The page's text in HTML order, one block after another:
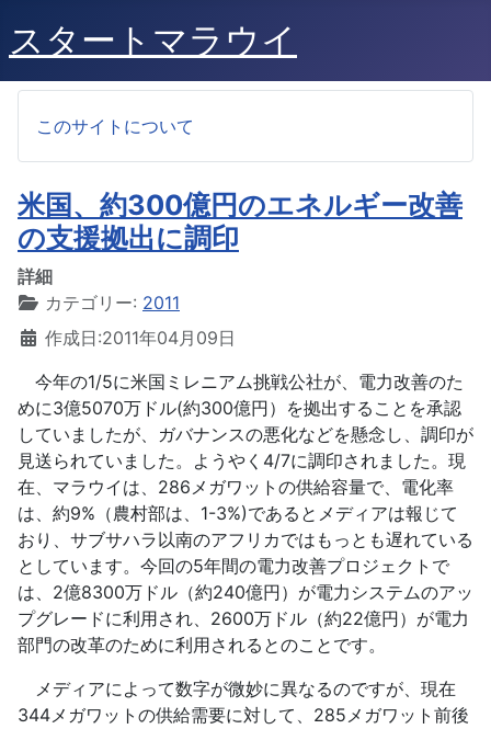
スタートマラウイ
このサイトについて
米国、約300億円のエネルギー改善
の支援拠出に調印
詳細
カテゴリー: 2011
作成日:2011年04月09日
今年の1/5に米国ミレニアム挑戦公社が、電力改善のた
めに3億5070万ドル(約300億円）を拠出することを承認
していましたが、ガバナンスの悪化などを懸念し、調印が
見送られていました。ようやく4/7に調印されました。現
在、マラウイは、286メガワットの供給容量で、電化率
は、約9%（農村部は、1-3%)であるとメディアは報じて
おり、サブサハラ以南のアフリカではもっとも遅れている
としています。今回の5年間の電力改善プロジェクトで
は、2億8300万ドル（約240億円）が電力システムのアッ
プグレードに利用され、2600万ドル（約22億円）が電力
部門の改革のために利用されるとのことです。
メディアによって数字が微妙に異なるのですが、現在
344メガワットの供給需要に対して、285メガワット前後